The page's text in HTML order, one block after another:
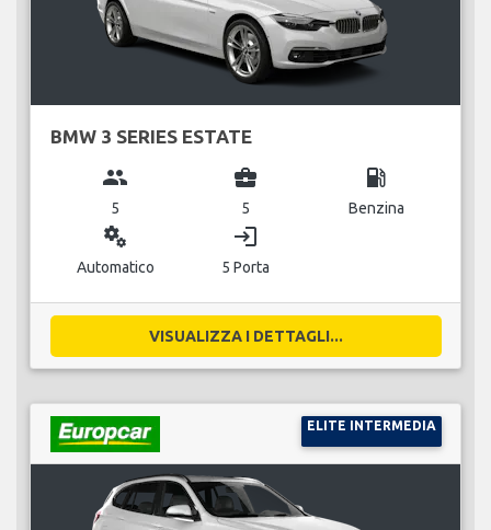
BMW 3 SERIES ESTATE
group
5
business_center
5
local_gas_station
Benzina
miscellaneous_services
Automatico
login
5 Porta
VISUALIZZA I DETTAGLI...
ELITE INTERMEDIA